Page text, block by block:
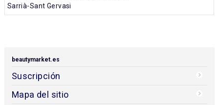
Sarrià-Sant Gervasi
beautymarket.es
Suscripción
Mapa del sitio